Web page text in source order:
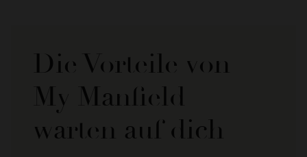
Die Vorteile von
My Manfield
warten auf dich